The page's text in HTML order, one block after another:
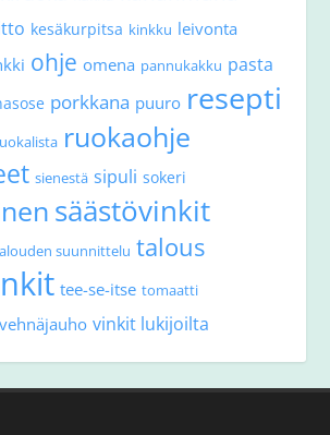
kesäkurpitsa kinkku leivonta
ohje omena pannukakku pasta
porkkana puuro resepti
ruokaohje
sienestä sipuli sokeri
säästövinkit
suunnittelu talous
tee-se-itse tomaatti
vehnäjauho vinkit lukijoilta